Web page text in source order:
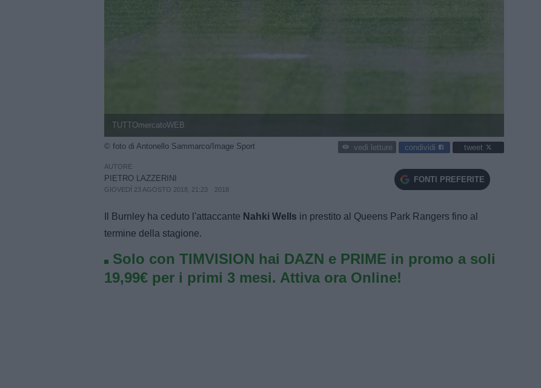
TUTTOmercatoWEB
© foto di Antonello Sammarco/Image Sport vedi letture condividi tweet
AUTORE
PIETRO LAZZERINI
GIOVEDÌ 23 AGOSTO 2018, 21:23 2018
FONTI PREFERITE
Il Burnley ha ceduto l'attaccante Nahki Wells in prestito al Queens Park Rangers fino al
termine della stagione.
Solo con TIMVISION hai DAZN e PRIME in promo a soli
19,99€ per i primi 3 mesi. Attiva ora Online!